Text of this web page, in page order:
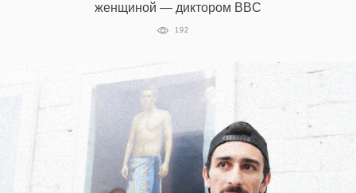
женщиной — диктором BBC
192